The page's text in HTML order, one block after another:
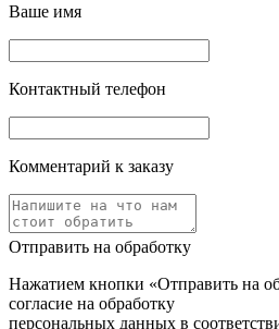
Ваше имя
Контактный телефон
Комментарий к заказу
Отправить на обработку
Нажатием кнопки «Отправить на
согласие на обработку
персональных данных в